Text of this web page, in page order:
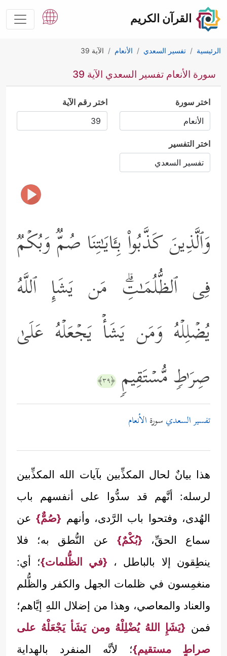
القرآن الكريم
الرئيسية تفسير السعدي الأنعام الآية 39
سورة الأنعام تفسير السعدي الآية 39
اختر سورة اختر رقم الآية
اختر التفسير
وَٱلَّذِینَ كَذَّبُواْ بِـَٔایَـٰتِنَا صُمࣱّ وَبُكۡمࣱ
فِی ٱلظُّلُمَـٰتِۗ مَن یَشَإِ ٱللَّهُ
یُضۡلِلۡهُ وَمَن یَشَأۡ یَجۡعَلۡهُ عَلَىٰ
صِرَ ٰ⁠طࣲ مُّسۡتَقِیمࣲ ﴿٣٩﴾
تفسير السعدي سورة الأنعام
هذا بيانٌ لحال المكذِّبين بآيات الله المكذِّبين
لرسله: أنَّهم قد سدُّوا على أنفسهم باب
الهُدى، وفتحوا باب الرَّدى، وأنهم {صُمٌّ}عن
سماع الحقِّ، {بُكْمٌ} عن النُّطق به؛ فلا
ينطِقون إلا بالباطل ، {في الظُّلمات}؛ أي:
منغمِسون في ظلمات الجهل والكفر والظُّلم
والعناد والمعاصي، وهذا من إضلال اللهِ إيَّاهم؛
فمن {يَشَإِ اللهُ يُضْلِلْهُ ومن يَشَأ يَجْعَلْهُ على
صراطٍ مستقيم}؛ لأنَّه المنفرد بالهداية